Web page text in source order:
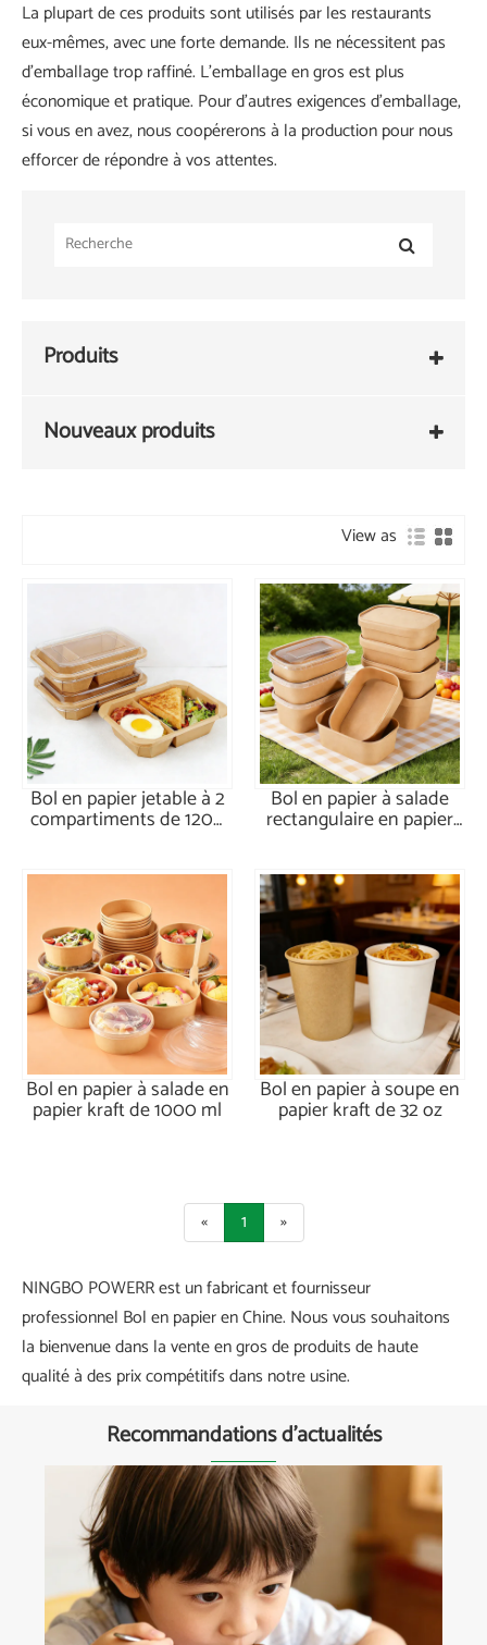
La plupart de ces produits sont utilisés par les restaurants
eux-mêmes, avec une forte demande. Ils ne nécessitent pas
d’emballage trop raffiné. L'emballage en gros est plus
économique et pratique. Pour d'autres exigences d'emballage,
si vous en avez, nous coopérerons à la production pour nous
efforcer de répondre à vos attentes.
Produits
Nouveaux produits
View as
Bol en papier jetable à 2
compartiments de 1200
Bol en papier à salade
rectangulaire en papier
kraft de 750 ml
Bol en papier à salade en
papier kraft de 1000 ml
Bol en papier à soupe en
papier kraft de 32 oz
« 1 »
NINGBO POWERR est un fabricant et fournisseur
professionnel Bol en papier en Chine. Nous vous souhaitons
la bienvenue dans la vente en gros de produits de haute
qualité à des prix compétitifs dans notre usine.
Recommandations d'actualités
Comment les couverts en plastique peuvent-ils
améliorer votre expérience culinaire ?
Voir plus >>